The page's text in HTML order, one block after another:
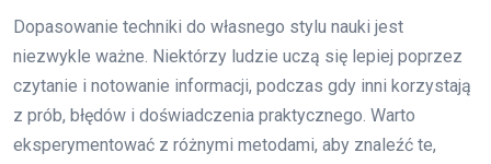
Dopasowanie techniki do własnego stylu nauki jest
niezwykle ważne. Niektórzy ludzie uczą się lepiej poprzez
czytanie i notowanie informacji, podczas gdy inni korzystają
z prób, błędów i doświadczenia praktycznego. Warto
eksperymentować z różnymi metodami, aby znaleźć te,